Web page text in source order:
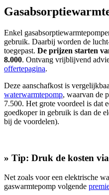
Enkel
gebruik. Daarbij worden de
toegepast. De prijzen starten
8.000. Ontvang vrijblijvend
offertepagina.
Deze aanschafkost is
waterwarmtepomp, waarvan de
7.500. Het grote voordeel is dat
goedkoper in gebruik is dan de
bij de voordelen).
» Tip: Druk de kosten
Net zoals voor een elektrische
gaswarmtepomp volgende